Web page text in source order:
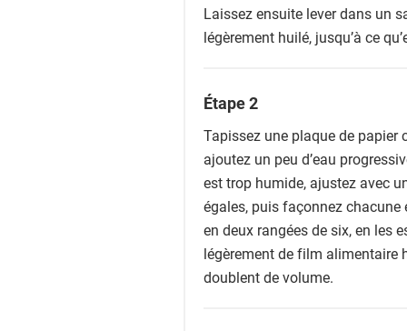
Laissez ensuite lever dans un
légèrement huilé, jusqu’à ce
Étape 2
Tapissez une plaque de papier
ajoutez un peu d’eau
est trop humide, ajustez avec
égales, puis façonnez
en deux rangées de six, en les
légèrement de film alimentaire
doublent de volume.